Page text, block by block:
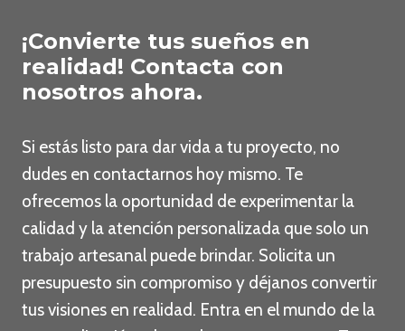
¡Convierte tus sueños en
realidad! Contacta con
nosotros ahora.
Si estás listo para dar vida a tu proyecto, no
dudes en contactarnos hoy mismo. Te
ofrecemos la oportunidad de experimentar la
calidad y la atención personalizada que solo un
trabajo artesanal puede brindar. Solicita un
presupuesto sin compromiso y déjanos convertir
tus visiones en realidad. Entra en el mundo de la